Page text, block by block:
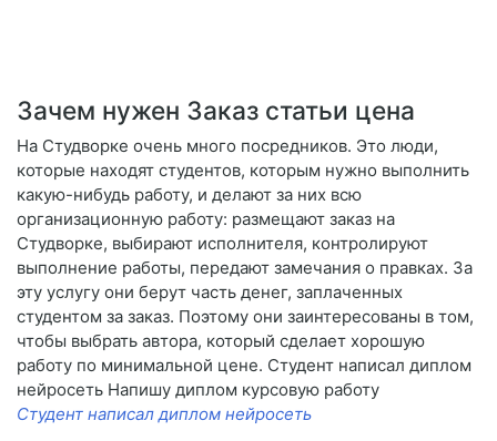
Зачем нужен Заказ статьи цена
На Студворке очень много посредников. Это люди,
которые находят студентов, которым нужно выполнить
какую-нибудь работу, и делают за них всю
организационную работу: размещают заказ на
Студворке, выбирают исполнителя, контролируют
выполнение работы, передают замечания о правках. За
эту услугу они берут часть денег, заплаченных
студентом за заказ. Поэтому они заинтересованы в том,
чтобы выбрать автора, который сделает хорошую
работу по минимальной цене. Студент написал диплом
нейросеть Напишу диплом курсовую работу
Студент написал диплом нейросеть